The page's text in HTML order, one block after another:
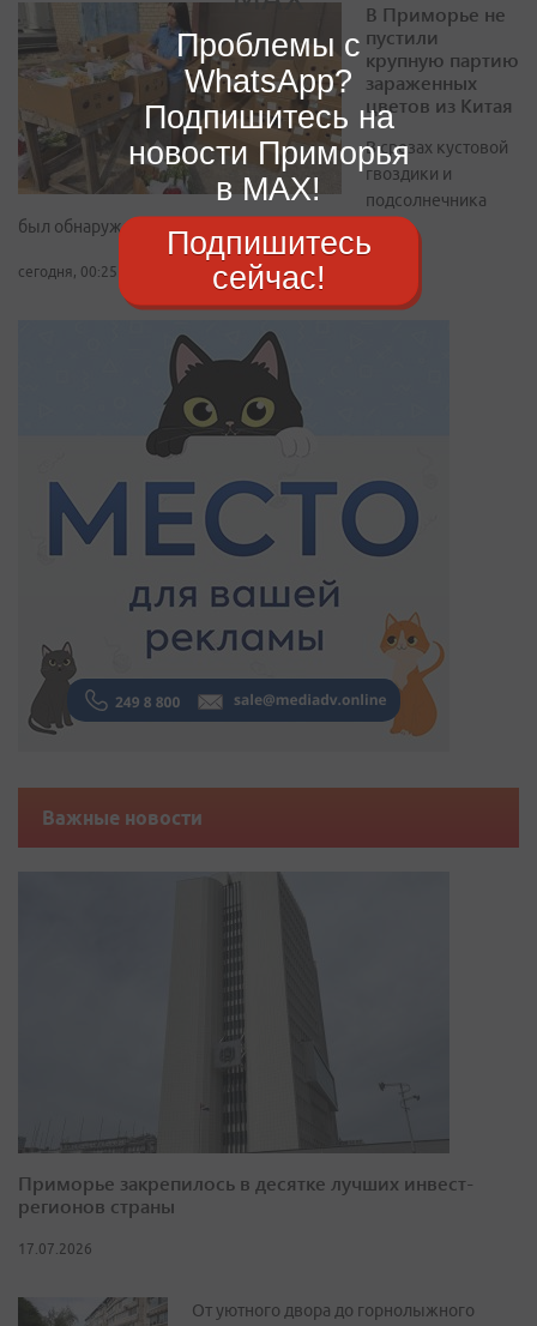
В Приморье не
пустили
крупную партию
зараженных
цветов из Китая
В срезах кустовой
гвоздики и
подсолнечника
был обнаружен западный цветочный трипс
сегодня, 00:25
Важные новости
Приморье закрепилось в десятке лучших инвест-
регионов страны
17.07.2026
От уютного двора до горнолыжного
Проблемы с
WhatsApp?
Подпишитесь на
новости Приморья
в MAX!
Подпишитесь
сейчас!